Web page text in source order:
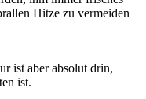
Hitze zu vermeiden
ist aber absolut drin,
ist.